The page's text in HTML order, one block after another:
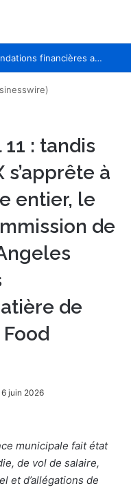
Snap Projections lance Recommandations financières automatisées, un moteur d’optimisation stratégique destiné aux conseillers financiers canadiens
11 : tandis
s’apprête à
entier, le
de
de
juin 2026
municipale fait état
de vol de salaire,
et d’allégations de